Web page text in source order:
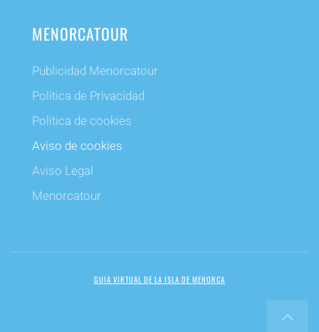
MENORCATOUR
Publicidad Menorcatour
Política de Privacidad
Política de cookies
Aviso de cookies
Aviso Legal
Menorcatour
GUIA VIRTUAL DE LA ISLA DE MENORCA